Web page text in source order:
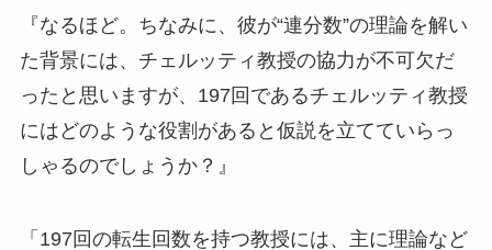
『なるほど。ちなみに、彼が“連分数”の理論を解い
た背景には、チェルッティ教授の協力が不可欠だ
ったと思いますが、197回であるチェルッティ教授
にはどのような役割があると仮説を立てていらっ
しゃるのでしょうか？』
「197回の転生回数を持つ教授には、主に理論など